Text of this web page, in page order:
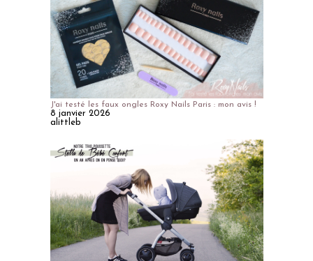
J'ai testé les faux ongles Roxy Nails Paris : mon avis !
8 janvier 2026
alittleb